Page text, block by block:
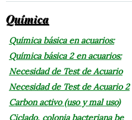
Química
Química básica en acuarios:
Química básica 2 en acuarios:
Necesidad de Test de Acuario
Necesidad de Test de Acuario 2
Carbon activo (uso y mal uso)
Ciclado, colonia bacteriana be